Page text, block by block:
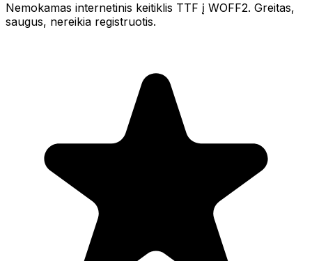
Nemokamas internetinis keitiklis TTF į WOFF2. Greitas,
saugus, nereikia registruotis.